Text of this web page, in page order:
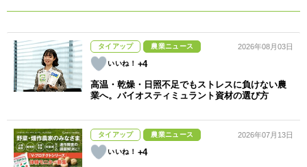
タイアップ 農業ニュース
+4
2026年08月03日
高温・乾燥・日照不足でもストレスに負けない農
業へ。バイオスティミュラント資材の選び方
タイアップ 農業ニュース
+4
2026年07月13日